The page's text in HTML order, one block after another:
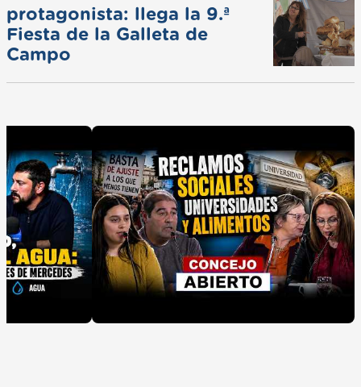
protagonista: llega la 9.ª
Fiesta de la Galleta de
Campo